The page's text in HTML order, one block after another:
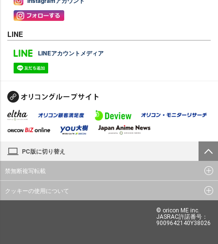
LINE
LINEアカウントメディア
PC版に切り替え
禁無断複写転載
クッキーの使用について
© oricon ME inc.
JASRAC許諾番号：
9009642140Y38026